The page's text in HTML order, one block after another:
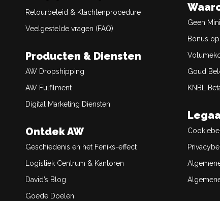
Retourbeleid & Klachtenprocedure
Veelgestelde vragen (FAQ)
Producten & Diensten
AW Dropshipping
AW Fulfilment
Digital Marketing Diensten
Ontdek AW
Geschiedenis en het Feniks-effect
Logistiek Centrum & Kantoren
David’s Blog
Goede Doelen
Geen
Bonus
Goud
KNBL